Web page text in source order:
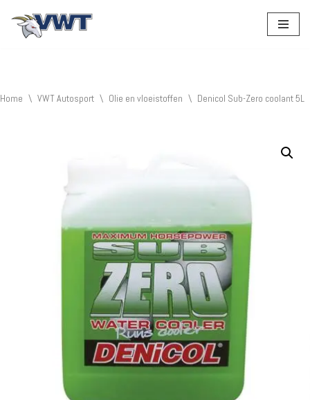
Home \ VWT Autosport \ Olie en vloeistoffen \ Denicol Sub-Zero coolant 5L